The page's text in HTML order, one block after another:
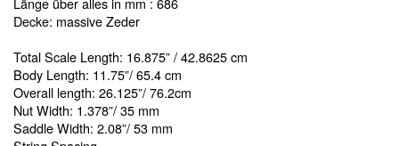
Decke: massive Zeder
Total Scale Length: 16.875” / 42.8625 cm
Body Length: 11.75”/ 65.4 cm
Overall length: 26.125”/ 76.2cm
Nut Width: 1.378”/ 35 mm
Saddle Width: 2.08”/ 53 mm